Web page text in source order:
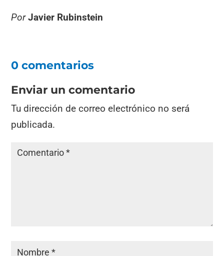
Por Javier Rubinstein
0 comentarios
Enviar un comentario
Tu dirección de correo electrónico no será
publicada.